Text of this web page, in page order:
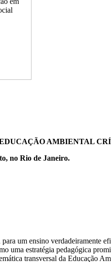
AMBIENTAL
no Rio de Janeiro.
um ensino verdadeiramente
uma estratégia pedagógica
transversal da Educação